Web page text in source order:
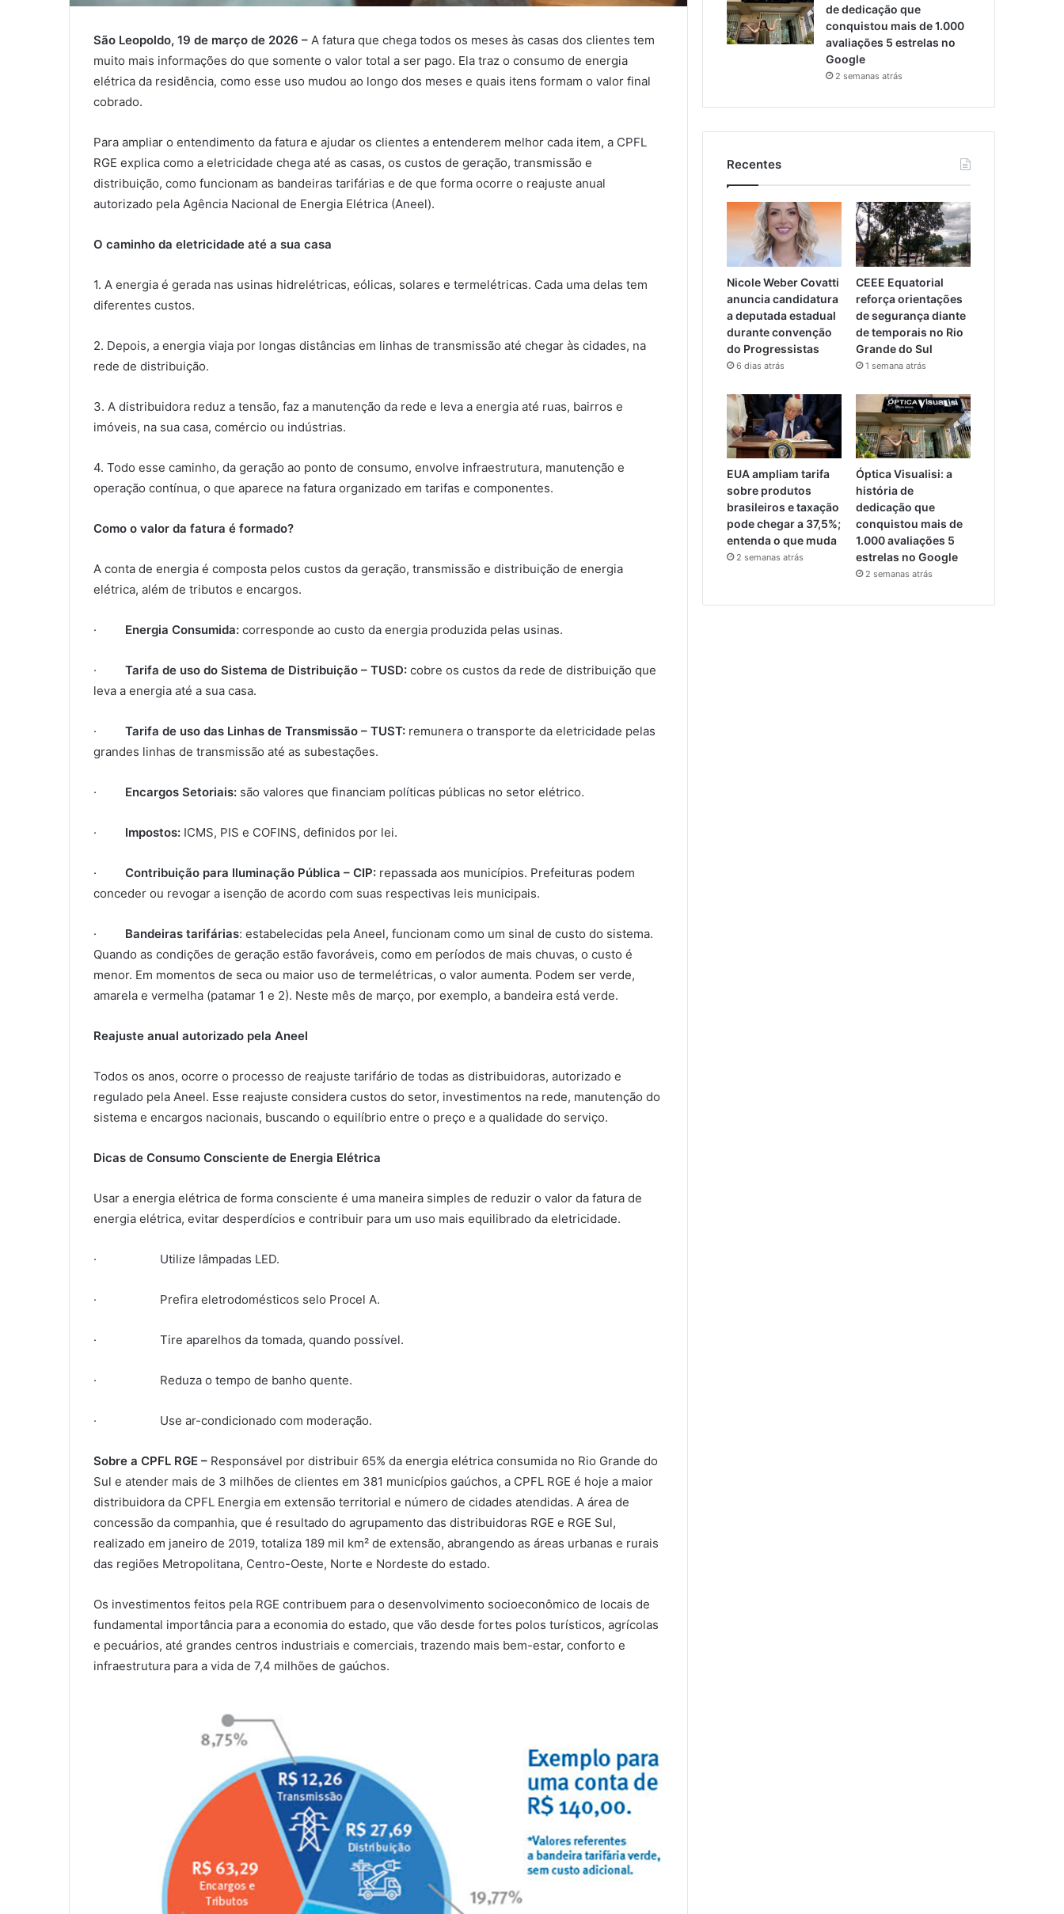
São Leopoldo, 19 de março de 2026 – A fatura que chega todos os meses às casas dos clientes tem
muito mais informações do que somente o valor total a ser pago. Ela traz o consumo de energia
elétrica da residência, como esse uso mudou ao longo dos meses e quais itens formam o valor final
cobrado.
Para ampliar o entendimento da fatura e ajudar os clientes a entenderem melhor cada item, a CPFL
RGE explica como a eletricidade chega até as casas, os custos de geração, transmissão e
distribuição, como funcionam as bandeiras tarifárias e de que forma ocorre o reajuste anual
autorizado pela Agência Nacional de Energia Elétrica (Aneel).
O caminho da eletricidade até a sua casa
1. A energia é gerada nas usinas hidrelétricas, eólicas, solares e termelétricas. Cada uma delas tem
diferentes custos.
2. Depois, a energia viaja por longas distâncias em linhas de transmissão até chegar às cidades, na
rede de distribuição.
3. A distribuidora reduz a tensão, faz a manutenção da rede e leva a energia até ruas, bairros e
imóveis, na sua casa, comércio ou indústrias.
4. Todo esse caminho, da geração ao ponto de consumo, envolve infraestrutura, manutenção e
operação contínua, o que aparece na fatura organizado em tarifas e componentes.
Como o valor da fatura é formado?
A conta de energia é composta pelos custos da geração, transmissão e distribuição de energia
elétrica, além de tributos e encargos.
· Energia Consumida: corresponde ao custo da energia produzida pelas usinas.
· Tarifa de uso do Sistema de Distribuição – TUSD: cobre os custos da rede de distribuição que
leva a energia até a sua casa.
· Tarifa de uso das Linhas de Transmissão – TUST: remunera o transporte da eletricidade pelas
grandes linhas de transmissão até as subestações.
· Encargos Setoriais: são valores que financiam políticas públicas no setor elétrico.
· Impostos: ICMS, PIS e COFINS, definidos por lei.
· Contribuição para Iluminação Pública – CIP: repassada aos municípios. Prefeituras podem
conceder ou revogar a isenção de acordo com suas respectivas leis municipais.
· Bandeiras tarifárias: estabelecidas pela Aneel, funcionam como um sinal de custo do sistema.
Quando as condições de geração estão favoráveis, como em períodos de mais chuvas, o custo é
menor. Em momentos de seca ou maior uso de termelétricas, o valor aumenta. Podem ser verde,
amarela e vermelha (patamar 1 e 2). Neste mês de março, por exemplo, a bandeira está verde.
Reajuste anual autorizado pela Aneel
Todos os anos, ocorre o processo de reajuste tarifário de todas as distribuidoras, autorizado e
regulado pela Aneel. Esse reajuste considera custos do setor, investimentos na rede, manutenção do
sistema e encargos nacionais, buscando o equilíbrio entre o preço e a qualidade do serviço.
Dicas de Consumo Consciente de Energia Elétrica
Usar a energia elétrica de forma consciente é uma maneira simples de reduzir o valor da fatura de
energia elétrica, evitar desperdícios e contribuir para um uso mais equilibrado da eletricidade.
· Utilize lâmpadas LED.
· Prefira eletrodomésticos selo Procel A.
· Tire aparelhos da tomada, quando possível.
· Reduza o tempo de banho quente.
· Use ar-condicionado com moderação.
Sobre a CPFL RGE – Responsável por distribuir 65% da energia elétrica consumida no Rio Grande do
Sul e atender mais de 3 milhões de clientes em 381 municípios gaúchos, a CPFL RGE é hoje a maior
distribuidora da CPFL Energia em extensão territorial e número de cidades atendidas. A área de
concessão da companhia, que é resultado do agrupamento das distribuidoras RGE e RGE Sul,
realizado em janeiro de 2019, totaliza 189 mil km² de extensão, abrangendo as áreas urbanas e rurais
das regiões Metropolitana, Centro-Oeste, Norte e Nordeste do estado.
Os investimentos feitos pela RGE contribuem para o desenvolvimento socioeconômico de locais de
fundamental importância para a economia do estado, que vão desde fortes polos turísticos, agrícolas
e pecuários, até grandes centros industriais e comerciais, trazendo mais bem-estar, conforto e
infraestrutura para a vida de 7,4 milhões de gaúchos.
de dedicação que
conquistou mais de 1.000
avaliações 5 estrelas no
Google
2 semanas atrás
Recentes
Nicole Weber Covatti
anuncia candidatura
a deputada estadual
durante convenção
do Progressistas
6 dias atrás
CEEE Equatorial
reforça orientações
de segurança diante
de temporais no Rio
Grande do Sul
1 semana atrás
EUA ampliam tarifa
sobre produtos
brasileiros e taxação
pode chegar a 37,5%;
entenda o que muda
2 semanas atrás
Óptica Visualisi: a
história de
dedicação que
conquistou mais de
1.000 avaliações 5
estrelas no Google
2 semanas atrás